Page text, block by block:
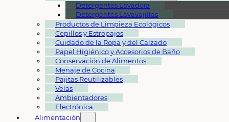
Detergentes Lavadora
Detergentes Lavavajillas
Productos de Limpieza Ecológicos
Cepillos y Estropajos
Cuidado de la Ropa y del Calzado
Papel Higiénico y Accesorios de Baño
Conservación de Alimentos
Menaje de Cocina
Pajitas Reutilizables
Velas
Ambientadores
Electrónica
Alimentación